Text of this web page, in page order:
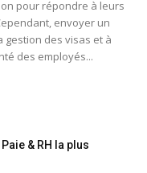
pour répondre à leurs
envoyer un
gestion des visas et à
des employés...
& RH la plus